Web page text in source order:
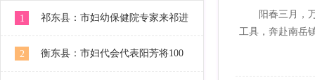
1 祁东县：市妇幼保健院专家来祁进
行“两癌”检查技术指导
2 衡东县：市妇代会代表阳芳将100
阳春三月，
工具，奔赴南岳